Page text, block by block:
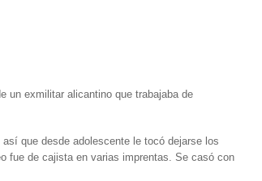
un exmilitar alicantino que trabajaba de
que desde adolescente le tocó dejarse los
fue de cajista en varias imprentas. Se casó con